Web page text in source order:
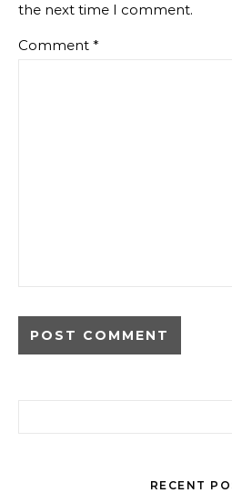
the next time I comment.
Comment *
RECENT